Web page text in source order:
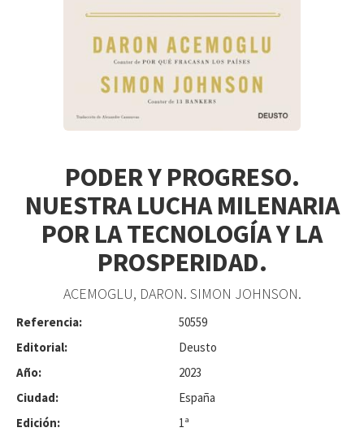
PODER Y PROGRESO.
NUESTRA LUCHA MILENARIA
POR LA TECNOLOGÍA Y LA
PROSPERIDAD.
ACEMOGLU, DARON. SIMON JOHNSON.
Referencia:
50559
Editorial:
Deusto
Año:
2023
Ciudad:
España
Edición:
1ª